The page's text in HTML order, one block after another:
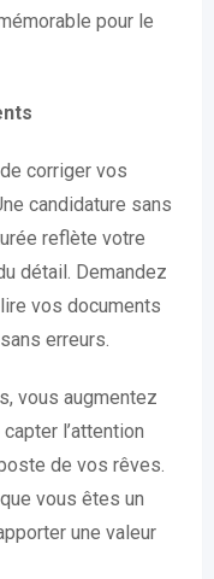
pour le
corriger vos
candidature sans
reflète votre
détail. Demandez
vos documents
erreurs.
vous augmentez
l’attention
de vos rêves.
vous êtes un
une valeur